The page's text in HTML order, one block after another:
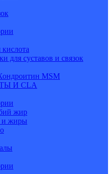
для суставов и связок
MSM
И CLA
жир
и жиры